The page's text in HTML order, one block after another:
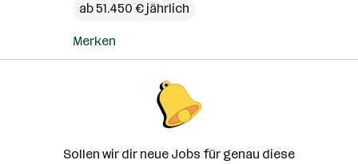
ab 51.450 € jährlich
Merken
Sollen wir dir neue Jobs für genau diese